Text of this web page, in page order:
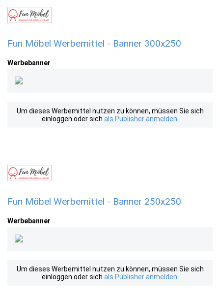
Fun Möbel Werbemittel - Banner 300x250
Werbebanner
Um dieses Werbemittel nutzen zu können, müssen Sie sich
einloggen oder sich als Publisher anmelden
Fun Möbel Werbemittel - Banner 250x250
Werbebanner
Um dieses Werbemittel nutzen zu können, müssen Sie sich
einloggen oder sich als Publisher anmelden